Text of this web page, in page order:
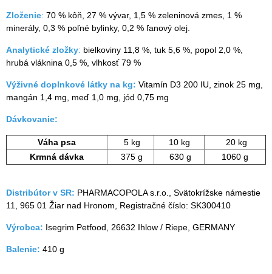
Zloženie: 70 % kôň, 27 % vývar, 1,5 % zeleninová zmes, 1 %
minerály, 0,3 % poľné bylinky, 0,2 % ľanový olej.
Analytické zložky: bielkoviny 11,8 %, tuk 5,6 %, popol 2,0 %,
hrubá vláknina 0,5 %, vlhkosť 79 %
Výživné doplnkové látky na kg: Vitamín D3 200 IU, zinok 25 mg,
mangán 1,4 mg, meď 1,0 mg, jód 0,75 mg
Dávkovanie:
Váha psa 5 kg 10 kg
20 kg
Krmná dávka
375 g 630 g 1060 g
Distribútor v SR: PHARMACOPOLA s.r.o., Svätokrížske námestie
11, 965 01 Žiar nad Hronom, Registračné číslo: SK300410
Výrobca: Isegrim Petfood, 26632 Ihlow / Riepe, GERMANY
Balenie: 410 g